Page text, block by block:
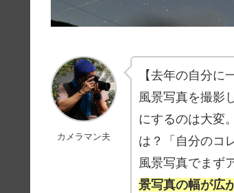
カメラマン夫
【去年の自分に
風景写真を撮影
にするのは大変
は？「自分のコ
風景写真でまず
景写真の幅が広